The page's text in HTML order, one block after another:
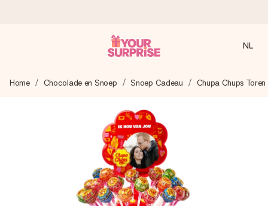
We maken jouw cadeau met zorg en zorgen dat het
het juiste moment, wanneer het het meeste betekent.
4,8 (gebaseerd op +8.000 reviews)
Onze cadeaus worden gewaardeerd. Klanten beoordelen
ons met een 4,7 op Google Reviews
NL
Home Chocolade en Snoep Snoep Cadeau Chupa Chups Toren